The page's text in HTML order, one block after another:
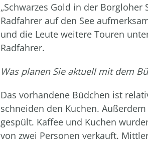
„Schwarzes Gold in der Borgloher
Radfahrer auf den See
und die Leute weitere Touren
Radfahrer.
Was planen Sie aktuell mit dem
Das vorhandene Büdchen ist
schneiden den Kuchen.
gespült. Kaffee und Kuchen
von zwei Personen verkauft.